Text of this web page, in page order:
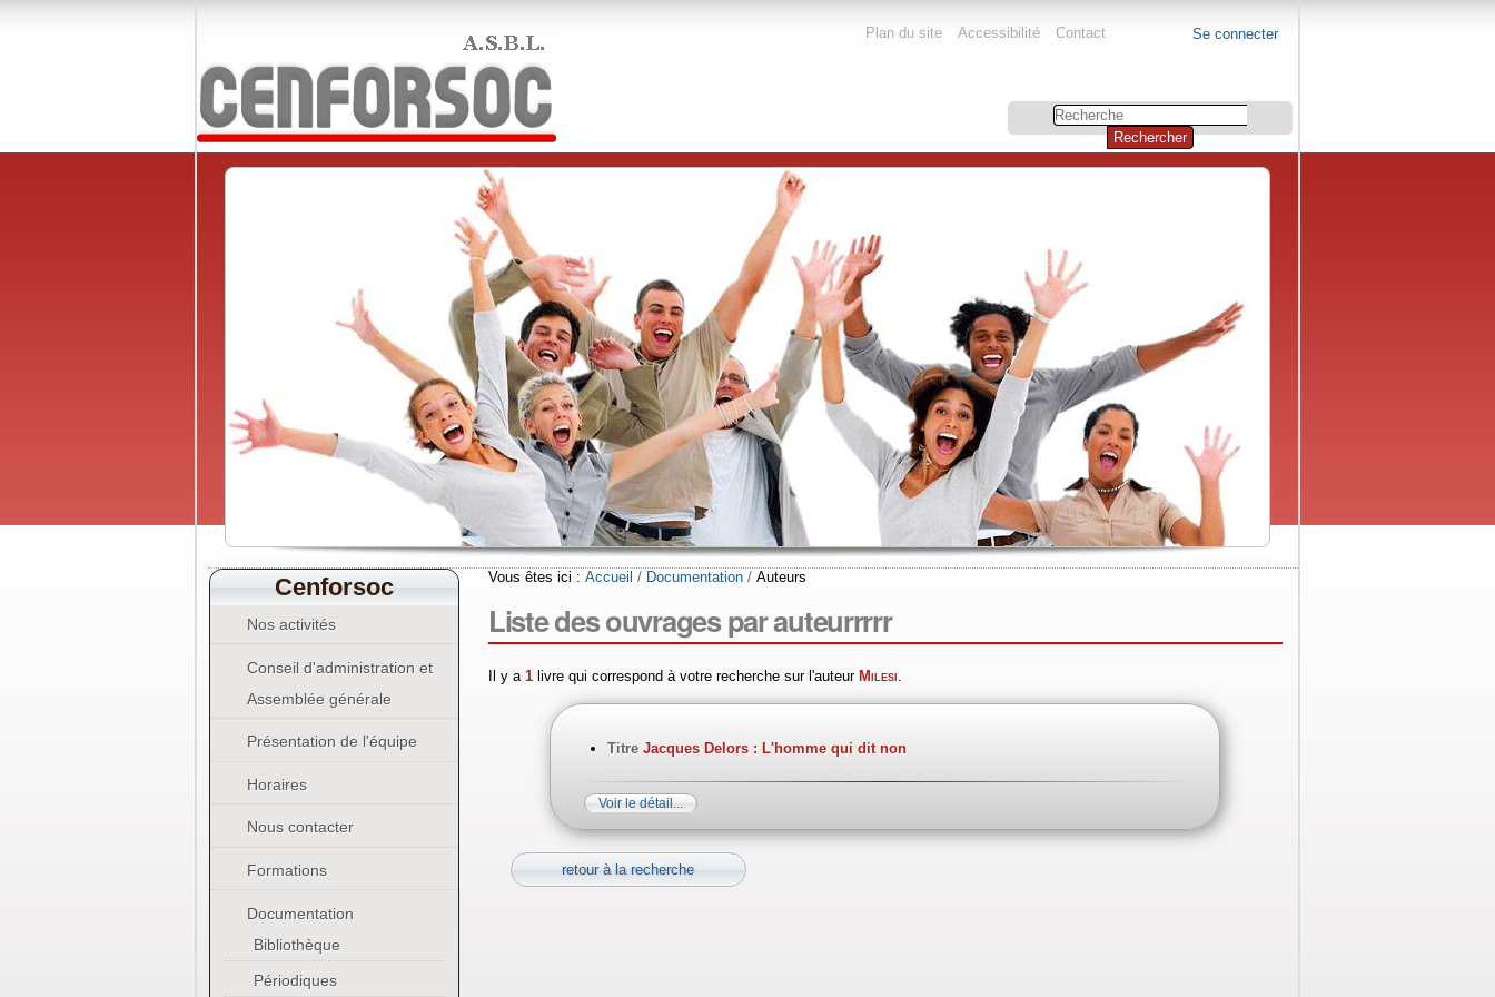
Se connecter
Plan du site Accessibilité Contact
Chercher
Vous êtes ici : Accueil / Documentation / Auteurs
Liste des ouvrages par auteurrrrr
Il y a 1livre qui correspond à votre recherche sur l'auteur Milesi
Titre Jacques Delors : L'homme qui dit non
Voir le détail...
retour à la recherche
Cenforsoc
Nos activités
Conseil d'administration et
Assemblée générale
Présentation de l'équipe
Horaires
Nous contacter
Formations
Documentation
Bibliothèque
Périodiques